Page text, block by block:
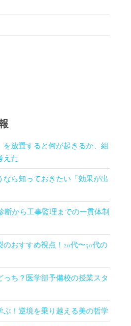
を放置すると何が起きるか、組
えた
なら知っておきたい「効果が出
断から工事監理までの一貫体制
のおすすめ視点！20代〜50代の
ち？医学部予備校の授業スタ
ぶ！逆境を乗り越える美の哲学